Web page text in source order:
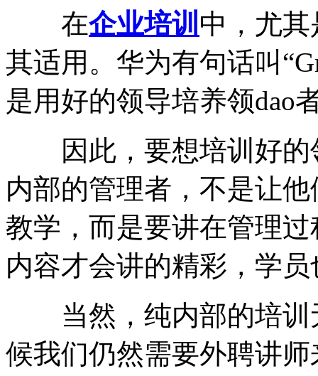
在企业培训 中，尤其
其适用。华为有句话叫
是用好的领导培养领dao
因此，要想培训好的
内部的管理者，不是让
教学，而是要讲在管理
内容才会讲的精彩，学
当然，纯内部的培训
候我们仍然需要外聘讲